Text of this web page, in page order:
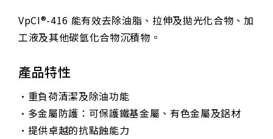
VpCI®-416 能有效去除油脂、拉伸及拋光化合物、加
工液及其他碳氫化合物沉積物。
產品特性
•重負荷清潔及除油功能
•多金屬防護：可保護鐵基金屬、有色金屬及鋁材
•提供卓越的抗點蝕能力